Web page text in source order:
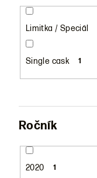
Limitka / Speciál
Single cask 1
Ročník
2020 1